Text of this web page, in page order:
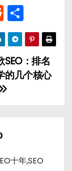
R
e
d
di
t
享
SEO：排名
的几个核心
十年,SEO